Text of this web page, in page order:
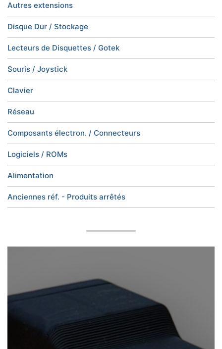
Autres extensions
Disque Dur / Stockage
Lecteurs de Disquettes / Gotek
Souris / Joystick
Clavier
Réseau
Composants électron. / Connecteurs
Logiciels / ROMs
Alimentation
Anciennes réf. - Produits arrêtés